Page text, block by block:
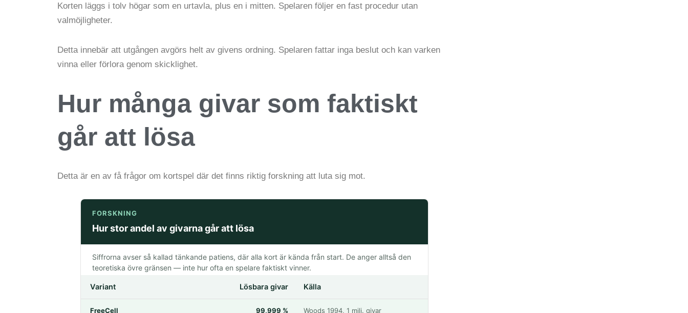
Korten läggs i tolv högar som en urtavla, plus en i mitten. Spelaren följer en fast procedur utan
valmöjligheter.
Detta innebär att utgången avgörs helt av givens ordning. Spelaren fattar inga beslut och kan varken
vinna eller förlora genom skicklighet.
Hur många givar som faktiskt
går att lösa
Detta är en av få frågor om kortspel där det finns riktig forskning att luta sig mot.
FORSKNING
Hur stor andel av givarna går att lösa
Siffrorna avser så kallad tänkande patiens, där alla kort är kända från start. De anger alltså den
teoretiska övre gränsen — inte hur ofta en spelare faktiskt vinner.
Variant Lösbara givar Källa
FreeCell 99,999 % Woods 1994, 1 milj. givar